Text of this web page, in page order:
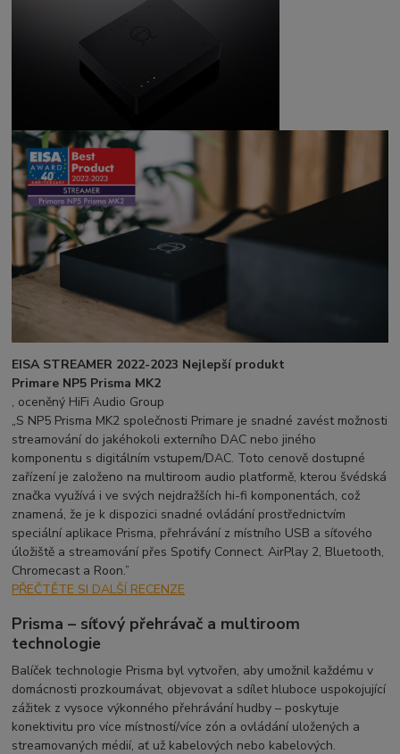
EISA STREAMER 2022-2023 Nejlepší produkt
Primare NP5 Prisma MK2
, oceněný HiFi Audio Group
„S NP5 Prisma MK2 společnosti Primare je snadné zavést možnosti
streamování do jakéhokoli externího DAC nebo jiného
komponentu s digitálním vstupem/DAC. Toto cenově dostupné
zařízení je založeno na multiroom audio platformě, kterou švédská
značka využívá i ve svých nejdražších hi-fi komponentách, což
znamená, že je k dispozici snadné ovládání prostřednictvím
speciální aplikace Prisma, přehrávání z místního USB a síťového
úložiště a streamování přes Spotify Connect. AirPlay 2, Bluetooth,
Chromecast a Roon.”
PŘEČTĚTE SI DALŠÍ RECENZE
Prisma – síťový přehrávač a multiroom
technologie
Balíček technologie Prisma byl vytvořen, aby umožnil každému v
domácnosti prozkoumávat, objevovat a sdílet hluboce uspokojující
zážitek z vysoce výkonného přehrávání hudby – poskytuje
konektivitu pro více místností/více zón a ovládání uložených a
streamovaných médií, ať už kabelových nebo kabelových.